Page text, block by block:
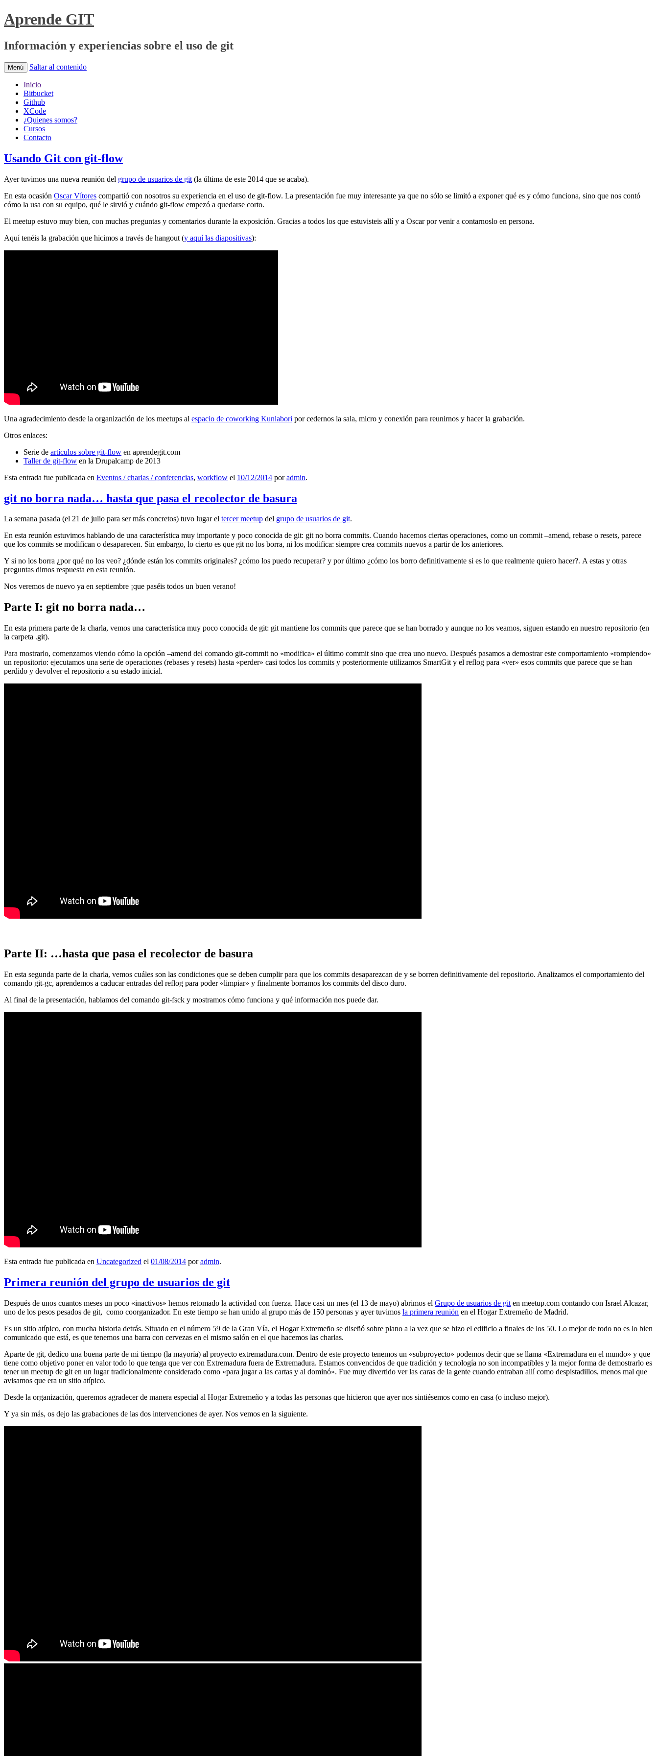
Aprende GIT
Información y experiencias sobre el uso de git
Menú Saltar al contenido
Inicio
Bitbucket
Github
XCode
¿Quienes somos?
Cursos
Contacto
Usando Git con git-flow
Ayer tuvimos una nueva reunión del grupo de usuarios de git (la última de este 2014 que se acaba).
En esta ocasión Oscar Vítores compartió con nosotros su experiencia en el uso de git-flow. La presentación fue muy interesante ya que no sólo se limitó a exponer qué es y cómo funciona, sino que nos contó
cómo la usa con su equipo, qué le sirvió y cuándo git-flow empezó a quedarse corto.
El meetup estuvo muy bien, con muchas preguntas y comentarios durante la exposición. Gracias a todos los que estuvisteis allí y a Oscar por venir a contarnoslo en persona.
Aquí tenéis la grabación que hicimos a través de hangout (y aquí las diapositivas):
Una agradecimiento desde la organización de los meetups al espacio de coworking Kunlabori por cedernos la sala, micro y conexión para reunirnos y hacer la grabación.
Otros enlaces:
Serie de artículos sobre git-flow en aprendegit.com
Taller de git-flow en la Drupalcamp de 2013
Esta entrada fue publicada en Eventos / charlas / conferencias, workflow el 10/12/2014 poradmin.
git no borra nada… hasta que pasa el recolector de basura
La semana pasada (el 21 de julio para ser más concretos) tuvo lugar el tercer meetup del grupo de usuarios de git.
En esta reunión estuvimos hablando de una característica muy importante y poco conocida de git: git no borra commits. Cuando hacemos ciertas operaciones, como un commit –amend, rebase o resets, parece
que los commits se modifican o desaparecen. Sin embargo, lo cierto es que git no los borra, ni los modifica: siempre crea commits nuevos a partir de los anteriores.
Y si no los borra ¿por qué no los veo? ¿dónde están los commits originales? ¿cómo los puedo recuperar? y por último ¿cómo los borro definitivamente si es lo que realmente quiero hacer?. A estas y otras
preguntas dimos respuesta en esta reunión.
Nos veremos de nuevo ya en septiembre ¡que paséis todos un buen verano!
Parte I: git no borra nada…
En esta primera parte de la charla, vemos una característica muy poco conocida de git: git mantiene los commits que parece que se han borrado y aunque no los veamos, siguen estando en nuestro repositorio (en
la carpeta .git).
Para mostrarlo, comenzamos viendo cómo la opción –amend del comando git-commit no «modifica» el último commit sino que crea uno nuevo. Después pasamos a demostrar este comportamiento «rompiendo»
un repositorio: ejecutamos una serie de operaciones (rebases y resets) hasta «perder» casi todos los commits y posteriormente utilizamos SmartGit y el reflog para «ver» esos commits que parece que se han
perdido y devolver el repositorio a su estado inicial.
Parte II: …hasta que pasa el recolector de basura
En esta segunda parte de la charla, vemos cuáles son las condiciones que se deben cumplir para que los commits desaparezcan de y se borren definitivamente del repositorio. Analizamos el comportamiento del
comando git-gc, aprendemos a caducar entradas del reflog para poder «limpiar» y finalmente borramos los commits del disco duro.
Al final de la presentación, hablamos del comando git-fsck y mostramos cómo funciona y qué información nos puede dar.
Esta entrada fue publicada en Uncategorized el 01/08/2014 poradmin.
Primera reunión del grupo de usuarios de git
Después de unos cuantos meses un poco «inactivos» hemos retomado la actividad con fuerza. Hace casi un mes (el 13 de mayo) abrimos el Grupo de usuarios de git en meetup.com contando con Israel Alcazar,
uno de los pesos pesados de git, como coorganizador. En este tiempo se han unido al grupo más de 150 personas y ayer tuvimos la primera reunión en el Hogar Extremeño de Madrid.
Es un sitio atípico, con mucha historia detrás. Situado en el número 59 de la Gran Vía, el Hogar Extremeño se diseñó sobre plano a la vez que se hizo el edificio a finales de los 50. Lo mejor de todo no es lo bien
comunicado que está, es que tenemos una barra con cervezas en el mismo salón en el que hacemos las charlas.
Aparte de git, dedico una buena parte de mi tiempo (la mayoría) al proyecto extremadura.com. Dentro de este proyecto tenemos un «subproyecto» podemos decir que se llama «Extremadura en el mundo» y que
tiene como objetivo poner en valor todo lo que tenga que ver con Extremadura fuera de Extremadura. Estamos convencidos de que tradición y tecnología no son incompatibles y la mejor forma de demostrarlo es
tener un meetup de git en un lugar tradicionalmente considerado como «para jugar a las cartas y al dominó». Fue muy divertido ver las caras de la gente cuando entraban allí como despistadillos, menos mal que
avisamos que era un sitio atípico.
Desde la organización, queremos agradecer de manera especial al Hogar Extremeño y a todas las personas que hicieron que ayer nos sintiésemos como en casa (o incluso mejor).
Y ya sin más, os dejo las grabaciones de las dos intervenciones de ayer. Nos vemos en la siguiente.